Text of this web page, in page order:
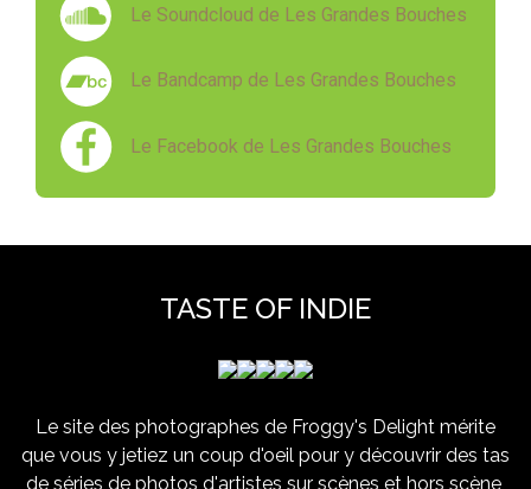
Le Soundcloud de Les Grandes Bouches
Le Bandcamp de Les Grandes Bouches
Le Facebook de Les Grandes Bouches
TASTE OF INDIE
Le site des photographes de Froggy's Delight mérite
que vous y jetiez un coup d'oeil pour y découvrir des tas
de séries de photos d'artistes sur scènes et hors scène,